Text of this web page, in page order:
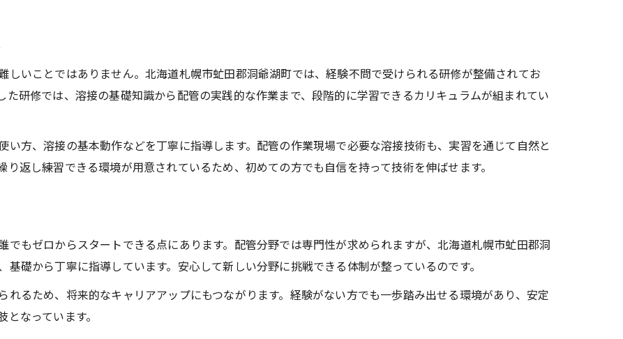
配管分野へ未経験で進むメリットを紹介
溶接技術に未経験で挑むための心構え
未経験者向け配管工研修の特徴と選び方
溶接技術を活かす配管研修のポイント
溶接配管分野の未経験者に最適な研修法
基礎から始める溶接技術の習得ストーリー
配管分野で活かす溶接技術の習得法
しいことではありません。北海道札幌市虻田郡洞爺湖町では、経験不問で受けられる研修が整備されてお
た研修では、溶接の基礎知識から配管の実践的な作業まで、段階的に学習できるカリキュラムが組まれてい
方、溶接の基本動作などを丁寧に指導します。配管の作業現場で必要な溶接技術も、実習を通じて自然と
返し練習できる環境が用意されているため、初めての方でも自信を持って技術を伸ばせます。
もゼロからスタートできる点にあります。配管分野では専門性が求められますが、北海道札幌市虻田郡洞
礎から丁寧に指導しています。安心して新しい分野に挑戦できる体制が整っているのです。
れるため、将来的なキャリアアップにもつながります。経験がない方でも一歩踏み出せる環境があり、安定
なっています。